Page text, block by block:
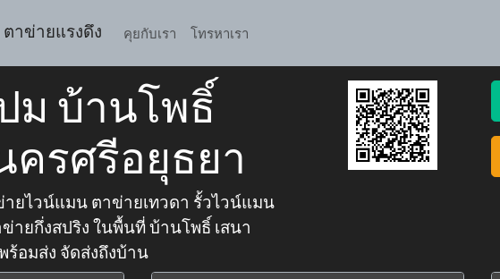
าข่ายแรงดึง คุยกับเรา โทรหาเรา
ม บ้านโพธิ์
ครศรีอยุธยา
ยไวน์แมน ตาข่ายเทวดา รั้วไวน์แมน
ายกึ่งสปริง ในพื้นที่ บ้านโพธิ์ เสนา
อมส่ง จัดส่งถึงบ้าน